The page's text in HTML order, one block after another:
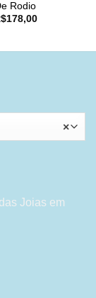
Rodio
178,00
×
Joias em